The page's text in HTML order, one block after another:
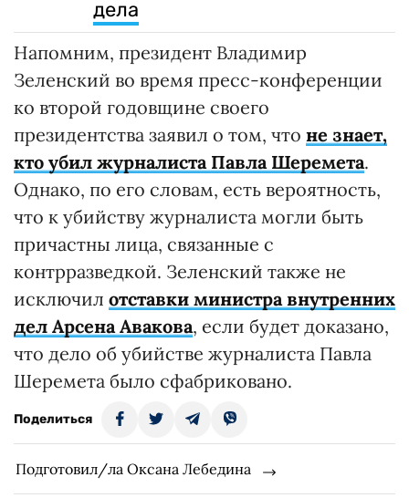
дела
Напомним, президент Владимир
Зеленский во время пресс-конференции
ко второй годовщине своего
президентства заявил о том, что не знает,
кто убил журналиста Павла Шеремета.
Однако, по его словам, есть вероятность,
что к убийству журналиста могли быть
причастны лица, связанные с
контрразведкой. Зеленский также не
исключил отставки министра внутренних
дел Арсена Авакова, если будет доказано,
что дело об убийстве журналиста Павла
Шеремета было сфабриковано.
Поделиться
Подготовил/ла Оксана Лебедина